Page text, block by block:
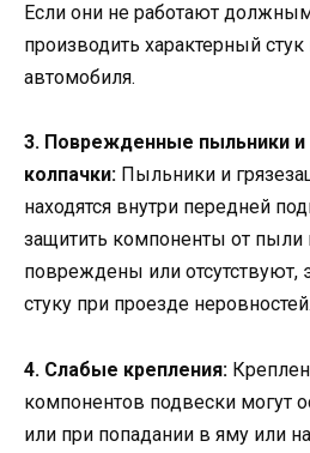
Если они не работают
производить характерный
автомобиля.
3. Поврежденные пыльники
колпачки: Пыльники и
находятся внутри передней
защитить компоненты от пыли
повреждены или отсутствуют,
стуку при проезде неровностей.
4. Слабые крепления:
компонентов подвески могут
или при попадании в яму или